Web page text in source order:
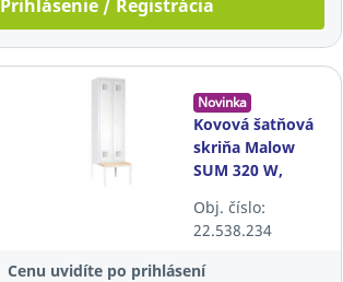
Prihlásenie / Registrácia
Novinka
Kovová šatňová
skriňa Malow
SUM 320 W,
s podlavičkou,
svetlosivá
Obj. číslo:
22.538.234
Cenu uvidíte po prihlásení